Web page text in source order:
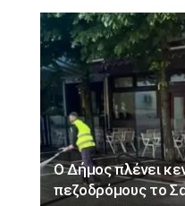
Ο Δήμος πλένει
πεζοδρόμους το